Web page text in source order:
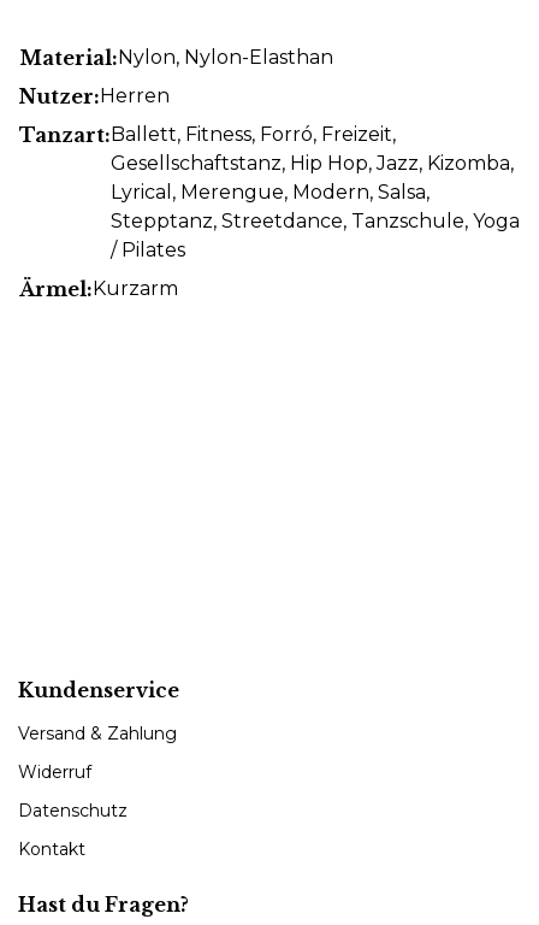
Material:Nylon, Nylon-Elasthan
Nutzer:Herren
Tanzart:Ballett, Fitness, Forró, Freizeit,
Gesellschaftstanz, Hip Hop, Jazz, Kizomba,
Lyrical , Merengue, Modern, Salsa,
Stepptanz, Streetdance, Tanzschule, Yoga
/ Pilates
Ärmel:Kurzarm
Kundenservice
Versand & Zahlung
Widerruf
Datenschutz
Kontakt
Hast du Fragen?